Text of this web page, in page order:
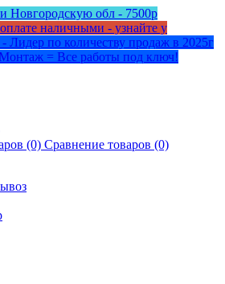
обл - 7500р
наличными - узнайте у
Лидер по количеству продаж в 2025г
= Все работы под ключ!
Сравнение товаров (0)